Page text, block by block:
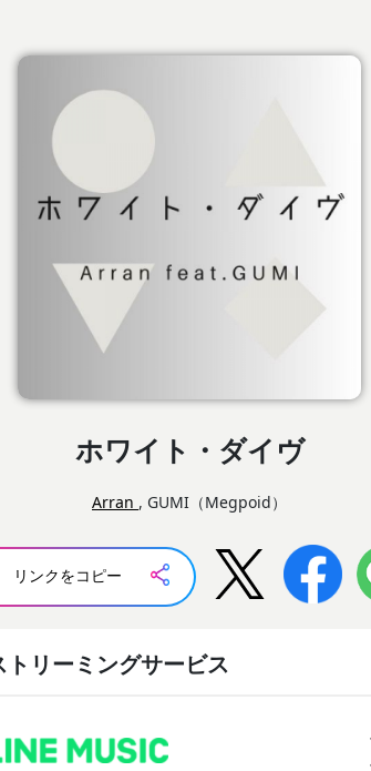
ホワイト・ダイヴ
Arran , GUMI（Megpoid）
リンクをコピー
トリーミングサービス